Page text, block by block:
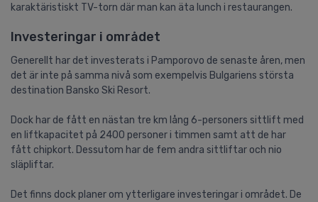
karaktäristiskt TV-torn där man kan äta lunch i restaurangen.
Investeringar i området
Generellt har det investerats i Pamporovo de senaste åren, men
det är inte på samma nivå som exempelvis Bulgariens största
destination Bansko Ski Resort.
Dock har de fått en nästan tre km lång 6-personers sittlift med
en liftkapacitet på 2400 personer i timmen samt att de har
fått chipkort. Dessutom har de fem andra sittliftar och nio
släpliftar.
Det finns dock planer om ytterligare investeringar i området. De